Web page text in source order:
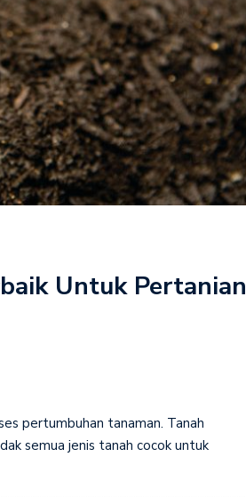
Untuk Pertanian
pertumbuhan tanaman. Tanah
semua jenis tanah cocok untuk